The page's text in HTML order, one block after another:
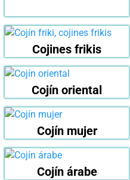
Cojines frikis
Cojín oriental
Cojín mujer
Cojín árabe